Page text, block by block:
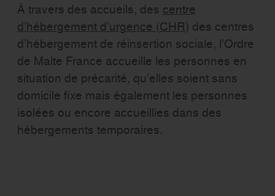
À travers des accueils, des centre
d’hébergement d’urgence (CHR) des centres
d’hébergement de réinsertion sociale, l’Ordre
de Malte France accueille les personnes en
situation de précarité, qu’elles soient sans
domicile fixe mais également les personnes
isolées ou encore accueillies dans des
hébergements temporaires.